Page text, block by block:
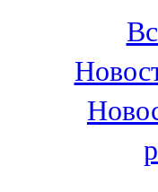
100,3 FM
Зәй
106,6 FM
Кадыбаш
105,2 FM